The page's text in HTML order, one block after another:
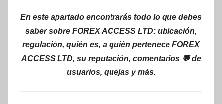
En este apartado encontrarás todo lo que debes
saber sobre FOREX ACCESS LTD: ubicación,
regulación, quién es, a quién pertenece FOREX
ACCESS LTD, su reputación, comentarios 💬 de
usuarios, quejas y más.